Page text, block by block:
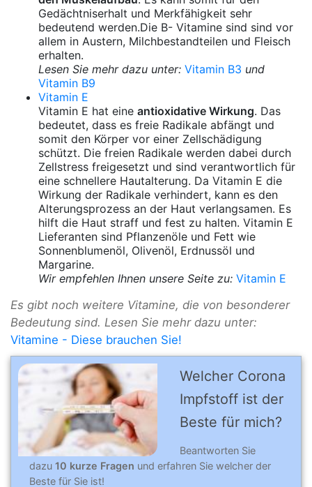
Gedächtniserhalt und Merkfähigkeit sehr
bedeutend werden.Die B- Vitamine sind sind vor
allem in Austern, Milchbestandteilen und Fleisch
erhalten.
Lesen Sie mehr dazu unter: Vitamin B3 und
Vitamin B9
Vitamin E
Vitamin E hat eine antioxidative Wirkung. Das
bedeutet, dass es freie Radikale abfängt und
somit den Körper vor einer Zellschädigung
schützt. Die freien Radikale werden dabei durch
Zellstress freigesetzt und sind verantwortlich für
eine schnellere Hautalterung. Da Vitamin E die
Wirkung der Radikale verhindert, kann es den
Alterungsprozess an der Haut verlangsamen. Es
hilft die Haut straff und fest zu halten. Vitamin E
Lieferanten sind Pflanzenöle und Fett wie
Sonnenblumenöl, Olivenöl, Erdnussöl und
Margarine.
Wir empfehlen Ihnen unsere Seite zu: Vitamin E
Es gibt noch weitere Vitamine, die von besonderer
Bedeutung sind. Lesen Sie mehr dazu unter:
Vitamine - Diese brauchen Sie!
Welcher Corona
Impfstoff ist der
Beste für mich?
Beantworten Sie
dazu 10 kurze Fragen und erfahren Sie welcher der
Beste für Sie ist!